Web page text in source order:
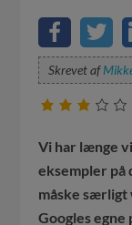
Skrevet af
Vi har længe
eksempler på
måske særligt
Googles